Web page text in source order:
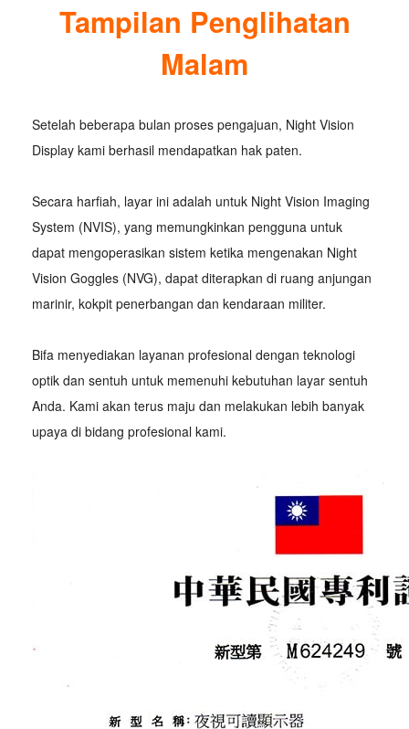
Tampilan Penglihatan
Malam
Setelah beberapa bulan proses pengajuan, Night Vision
Display kami berhasil mendapatkan hak paten.
Secara harfiah, layar ini adalah untuk Night Vision Imaging
System (NVIS), yang memungkinkan pengguna untuk
dapat mengoperasikan sistem ketika mengenakan Night
Vision Goggles (NVG), dapat diterapkan di ruang anjungan
marinir, kokpit penerbangan dan kendaraan militer.
Bifa menyediakan layanan profesional dengan teknologi
optik dan sentuh untuk memenuhi kebutuhan layar sentuh
Anda. Kami akan terus maju dan melakukan lebih banyak
upaya di bidang profesional kami.